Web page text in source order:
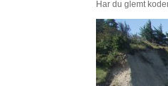
Har du glemt